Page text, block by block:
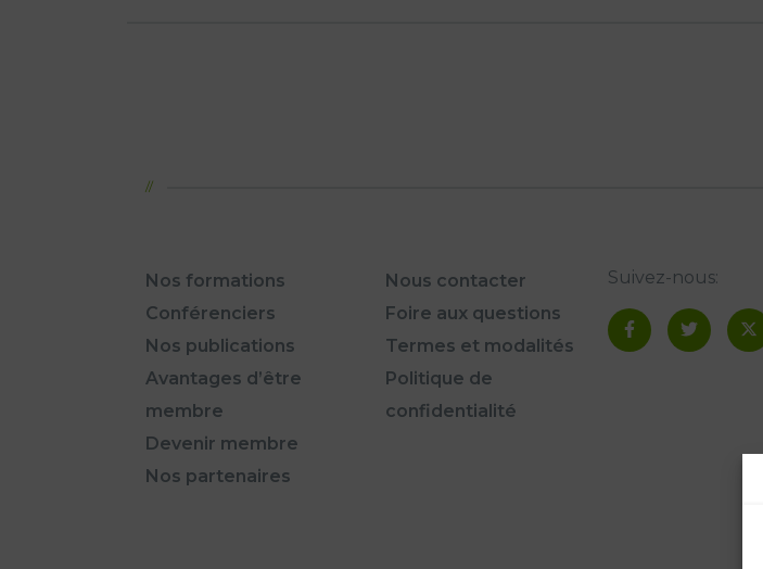
Nos formations
Conférenciers
Nos publications
Avantages d’être
membre
Devenir membre
Nos partenaires
Nous contacter
Foire aux questions
Termes et modalités
Politique de
confidentialité
Suivez-nous: